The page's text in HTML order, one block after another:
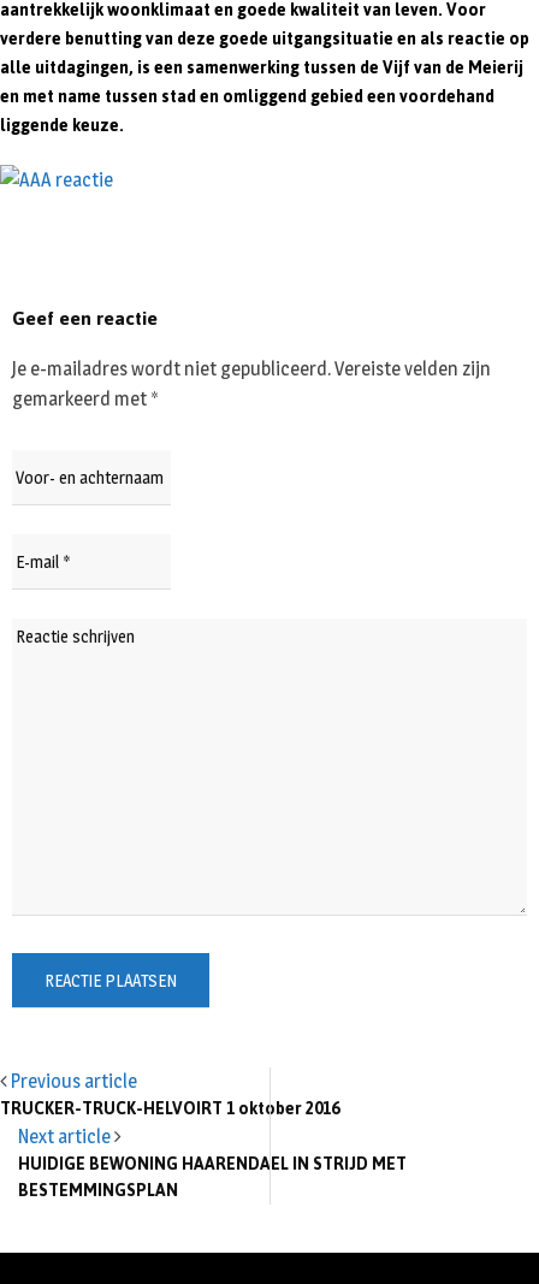
aantrekkelijk woonklimaat en goede kwaliteit van leven. Voor
verdere benutting van deze goede uitgangsituatie en als reactie op
alle uitdagingen, is een samenwerking tussen de Vijf van de Meierij
en met name tussen stad en omliggend gebied een voordehand
liggende keuze.
Previous article
TRUCKER-TRUCK-HELVOIRT 1 oktober 2016
Next article
HUIDIGE BEWONING HAARENDAEL IN STRIJD MET
BESTEMMINGSPLAN
Geef een reactie
Je e-mailadres wordt niet gepubliceerd.Vereiste velden zijn
gemarkeerd met *